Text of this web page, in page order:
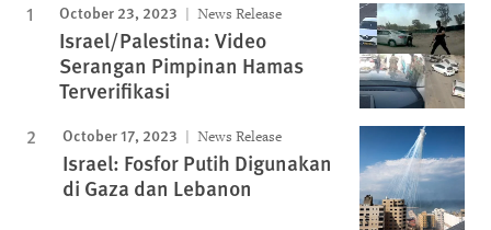
October 23, 2023 News Release
Israel/Palestina: Video
Serangan Pimpinan Hamas
Terverifikasi
October 17, 2023 News Release
Israel: Fosfor Putih Digunakan
di Gaza dan Lebanon